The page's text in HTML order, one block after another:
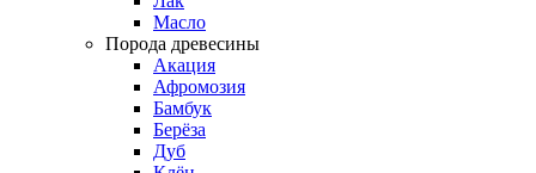
Масло
Порода древесины
Акация
Афромозия
Бамбук
Берёза
Дуб